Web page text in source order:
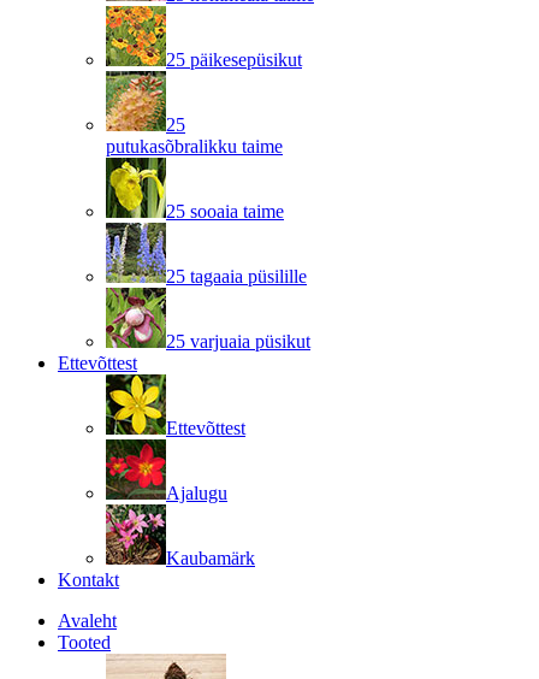
25 päikesepüsikut
25
putukasõbralikku taime
25 sooaia taime
25 tagaaia püsilille
25 varjuaia püsikut
Ettevõttest
Ettevõttest
Ajalugu
Kaubamärk
Kontakt
Avaleht
Tooted